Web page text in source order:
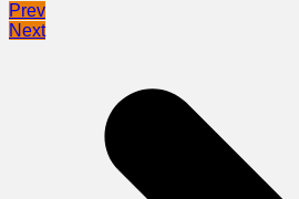
Prev
Next